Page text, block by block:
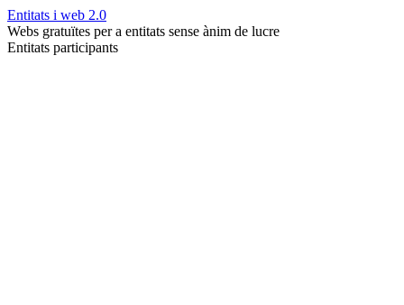
Entitats i web 2.0
Webs gratuïtes per a entitats sense ànim de lucre
Entitats participants